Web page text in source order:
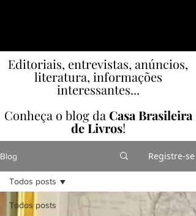
Editoriais, entrevistas, anúncios,
literatura, informações
interessantes...
Conheça o blog da Casa Brasileira
de Livros!
Blog Registre-se
Todos posts
Todos posts